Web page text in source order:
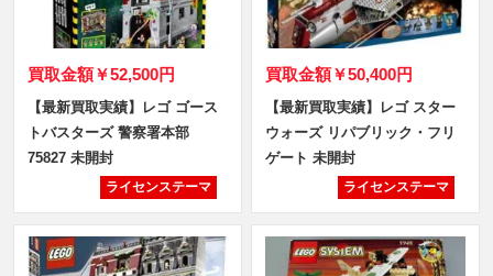
買取金額￥52,500円
【最新買取実績】レゴ ゴース
トバスターズ 警察署本部
75827 未開封
ライセンステーマ
買取金額￥50,400円
【最新買取実績】レゴ スター
ウォーズ リパブリック・フリ
ゲート 未開封
ライセンステーマ